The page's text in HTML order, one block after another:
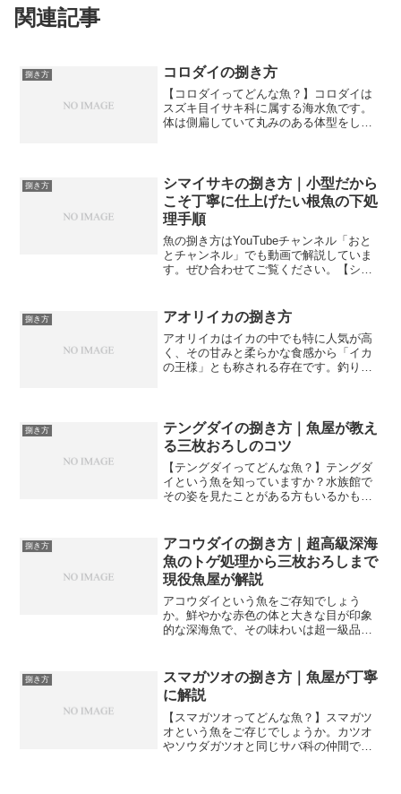
関連記事
捌き方 コロダイの捌き方
【コロダイってどんな魚？】コロダイは
スズキ目イサキ科に属する海水魚です。
体は側扁していて丸みのある体型をして
暗色の斑点が散らばっ...
捌き方
シマイサキの捌き方｜小型だから
こそ丁寧に仕上げたい根魚の下処
理手順
魚の捌き方はYouTubeチャンネル「おと
とチャンネル」でも動画で解説していま
す。ぜひ合わせてご覧ください。【シマ
って走る黒い縦縞が特徴的な小型の魚で
す。体長は20セン...
捌き方 アオリイカの捌き方
アオリイカはイカの中でも特に人気が高
く、その甘みと柔らかな食感から「イカ
の王様」とも称される存在です。釣り人
先に売れていく花形食材の...
捌き方
テングダイの捌き方｜魚屋が教え
る三枚おろしのコツ
【テングダイってどんな魚？】テングダ
イという魚を知っていますか？水族館で
その姿を見たことがある方もいるかもし
ついたとされる独特の見た目を持つ魚で
す。磯釣りや深場の釣りで...
捌き方
アコウダイの捌き方｜超高級深海
魚のトゲ処理から三枚おろしまで
現役魚屋が解説
アコウダイという魚をご存知でしょう
か。鮮やかな赤色の体と大きな目が印象
的な深海魚で、その味わいは超一級品と
入ったときは丁寧に捌いて最高の状態で
味わいたいものです。今回は...
捌き方
スマガツオの捌き方｜魚屋が丁寧
に解説
【スマガツオってどんな魚？】スマガツ
オという魚をご存じでしょうか。カツオ
やソウダガツオと同じサバ科の仲間です